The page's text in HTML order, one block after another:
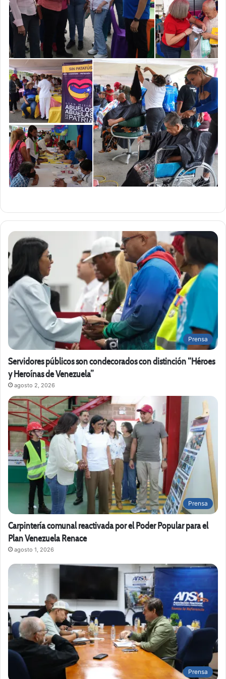
Prensa
Servidores públicos son condecorados con distinción “Héroes
y Heroínas de Venezuela”
agosto 2, 2026
Prensa
Carpintería comunal reactivada por el Poder Popular para el
Plan Venezuela Renace
agosto 1, 2026
Prensa